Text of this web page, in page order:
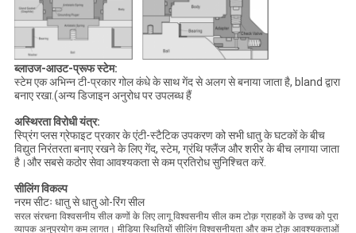
ब्लाउज-आउट-प्रूफ स्टेम:
स्टेम एक अभिन्न टी-प्रकार गोल कंधे के साथ गेंद से अलग से बनाया जाता है, bland द्वारा
बनाए रखा.(अन्य डिजाइन अनुरोध पर उपलब्ध हैं
अस्थिरता विरोधी यंत्र:
स्प्रिंग प्लस ग्रेफाइट प्रकार के एंटी-स्टैटिक उपकरण को सभी धातु के घटकों के बीच
विद्युत निरंतरता बनाए रखने के लिए गेंद, स्टेम, ग्रंथि फ्लैंज और शरीर के बीच लगाया जाता
है।और सबसे कठोर सेवा आवश्यकता से कम प्रतिरोध सुनिश्चित करें.
सीलिंग विकल्प
नरम सीटः धातु से धातु ओ-रिंग सील
सरल संरचना विश्वसनीय सील कणों के लिए लागू विश्वसनीय सील कम टोक़ ग्राहकों के उच्च को पूरा
व्यापक अनुप्रयोग कम लागत। मीडिया स्थितियों सीलिंग विश्वसनीयता और कम टोक़ आवश्यकताओं